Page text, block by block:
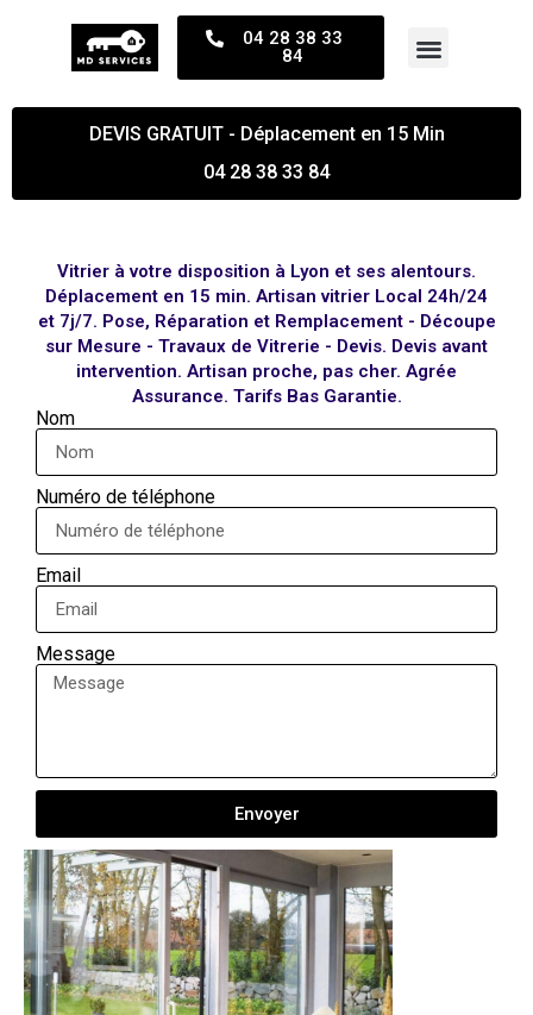
04 28 38 33
84
DEVIS GRATUIT - Déplacement en 15 Min
04 28 38 33 84
Vitrier à votre disposition à Lyon et ses alentours.
Déplacement en 15 min. Artisan vitrier Local 24h/24
et 7j/7. Pose, Réparation et Remplacement - Découpe
sur Mesure - Travaux de Vitrerie - Devis. Devis avant
intervention. Artisan proche, pas cher. Agrée
Assurance. Tarifs Bas Garantie.
Nom
Numéro de téléphone
Email
Message
Envoyer